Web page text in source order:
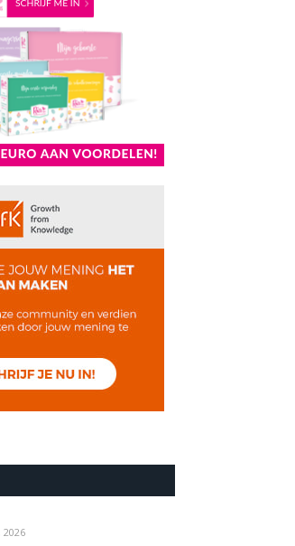
2026